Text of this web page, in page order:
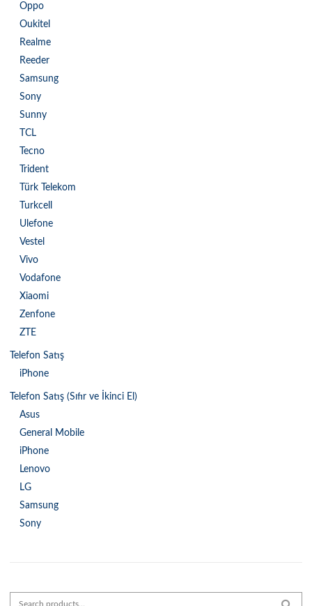
Oppo
Oukitel
Realme
Reeder
Samsung
Sony
Sunny
TCL
Tecno
Trident
Türk Telekom
Turkcell
Ulefone
Vestel
Vivo
Vodafone
Xiaomi
Zenfone
ZTE
Telefon Satış
iPhone
Telefon Satış (Sıfır ve İkinci El)
Asus
General Mobile
iPhone
Lenovo
LG
Samsung
Sony
Search for: